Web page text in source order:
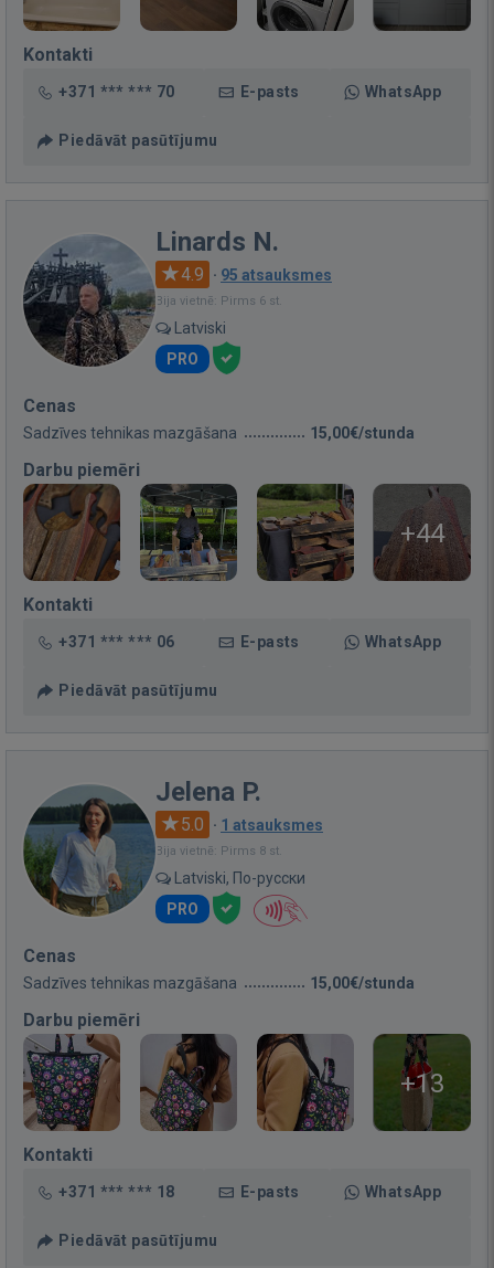
Kontakti
+371 *** *** 70 E-pasts WhatsApp
Piedāvāt pasūtījumu
Linards N.
4.9 · 95 atsauksmes
Bija vietnē: Pirms 6 st.
Latviski
PRO
Cenas
Sadzīves tehnikas mazgāšana 15,00€/stunda
Darbu piemēri
+44
Kontakti
+371 *** *** 06 E-pasts WhatsApp
Piedāvāt pasūtījumu
Jelena P.
5.0 · 1 atsauksmes
Bija vietnē: Pirms 8 st.
Latviski, По-русски
PRO
Cenas
Sadzīves tehnikas mazgāšana 15,00€/stunda
Darbu piemēri
+13
Kontakti
+371 *** *** 18 E-pasts WhatsApp
Piedāvāt pasūtījumu